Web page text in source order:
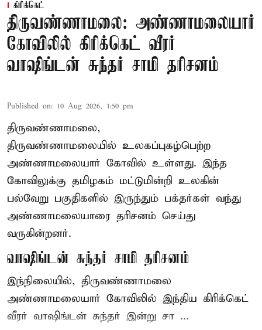
கிரிக்கெட்
திருவண்ணாமலை: அண்ணாமலையார்
கோவிலில் கிரிக்கெட் வீரர்
வாஷிங்டன் சுந்தர் சாமி தரிசனம்
Published on: 10 Aug 2026, 1:50 pm
திருவண்ணாமலை,
திருவண்ணாமலையில் உலகப்புகழ்பெற்ற
அண்ணாமலையார் கோவில் உள்ளது. இந்த
கோவிலுக்கு தமிழகம் மட்டுமின்றி உலகின்
பல்வேறு பகுதிகளில் இருந்தும் பக்தர்கள் வந்து
அண்ணாமலையாரை தரிசனம் செய்து
வருகின்றனர்.
வாஷிங்டன் சுந்தர் சாமி தரிசனம்
இந்நிலையில், திருவண்ணாமலை
அண்ணாமலையார் கோவிலில் இந்திய கிரிக்கெட்
வீரர் வாஷிங்டன் சுந்தர் இன்று சா ...